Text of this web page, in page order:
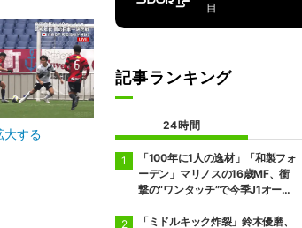
大する
目
記事ランキング
24時間
「100年に1人の逸材」「和製フォ
ーデン」マリノスの16歳MF、衝
撃の“ワンタッチ”で今季J1オープ
戦初ゴールに「歴史を作りよっ
「ミドルキック炸裂」鈴木優磨、